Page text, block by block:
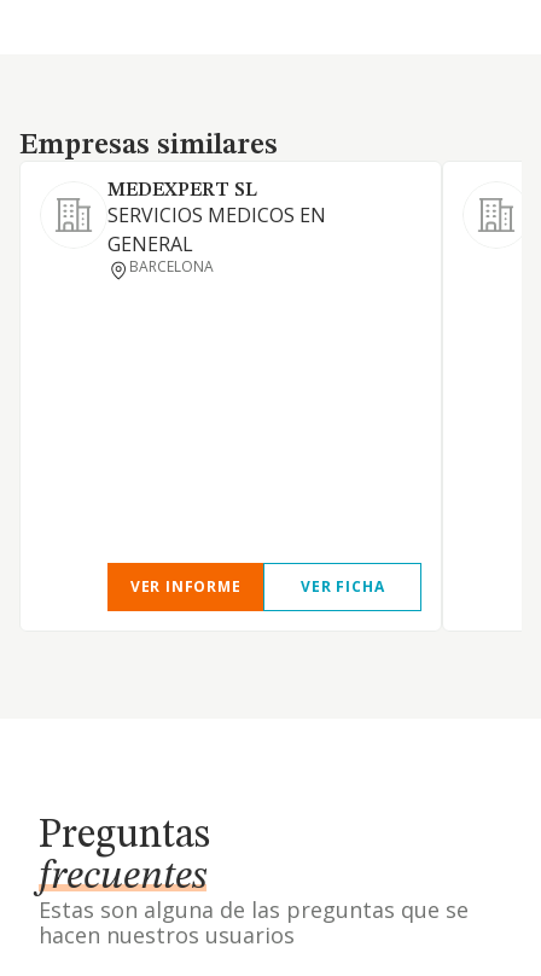
Empresas similares
Empresas similares
MEDEXPERT SL
SERVICIOS MEDICOS EN
GENERAL
BARCELONA
VER INFORME VER FICHA
Preguntas
frecuentes
Estas son alguna de las preguntas que se
hacen nuestros usuarios